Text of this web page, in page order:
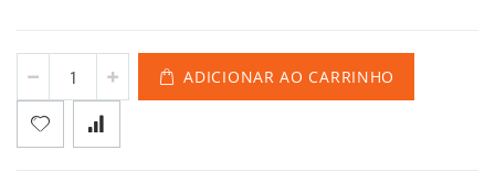
ADICIONAR AO CARRINHO